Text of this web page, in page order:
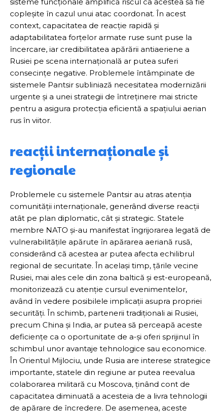
copleșite în cazul unui atac coordonat. În acest
context, capacitatea de reacție rapidă și
adaptabilitatea forțelor armate ruse sunt puse la
încercare, iar credibilitatea apărării antiaeriene a
Rusiei pe scena internațională ar putea suferi
consecințe negative. Problemele întâmpinate de
sistemele Pantsir subliniază necesitatea modernizării
urgente și a unei strategii de întreținere mai stricte
pentru a asigura protecția eficientă a spațiului aerian
rus în viitor.
reacții internaționale și
regionale
Problemele cu sistemele Pantsir au atras atenția
comunității internaționale, generând diverse reacții
atât pe plan diplomatic, cât și strategic. Statele
membre NATO și-au manifestat îngrijorarea legată de
vulnerabilitățile apărute în apărarea aeriană rusă,
considerând că acestea ar putea afecta echilibrul
regional de securitate. În același timp, țările vecine
Rusiei, mai ales cele din zona baltică și est-europeană,
monitorizează cu atenție cursul evenimentelor,
având în vedere posibilele implicații asupra propriei
securități. În schimb, partenerii tradiționali ai Rusiei,
precum China și India, ar putea să perceapă aceste
deficiențe ca o oportunitate de a-și oferi sprijinul în
schimbul unor avantaje tehnologice sau economice.
În Orientul Mijlociu, unde Rusia are interese strategice
importante, statele din regiune ar putea reevalua
colaborarea militară cu Moscova, ținând cont de
capacitatea diminuată a acesteia de a livra tehnologii
de apărare de încredere. De asemenea, aceste